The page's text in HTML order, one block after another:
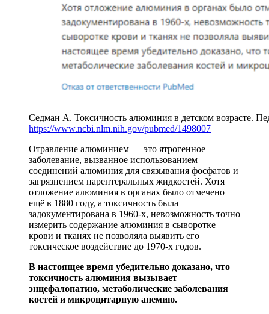
Седман А. Токсичность алюминия в детском возрасте.
https://www.ncbi.nlm.nih.gov/pubmed/1498007
Отравление алюминием — это ятрогенное
заболевание, вызванное использованием
соединений алюминия для связывания фосфатов и
загрязнением парентеральных жидкостей. Хотя
отложение алюминия в органах было отмечено
ещё в 1880 году, а токсичность была
задокументирована в 1960-х, невозможность точно
измерить содержание алюминия в сыворотке
крови и тканях не позволяла выявить его
токсическое воздействие до 1970-х годов.
В настоящее время убедительно доказано, что
токсичность алюминия вызывает
энцефалопатию, метаболические заболевания
костей и микроцитарную анемию.